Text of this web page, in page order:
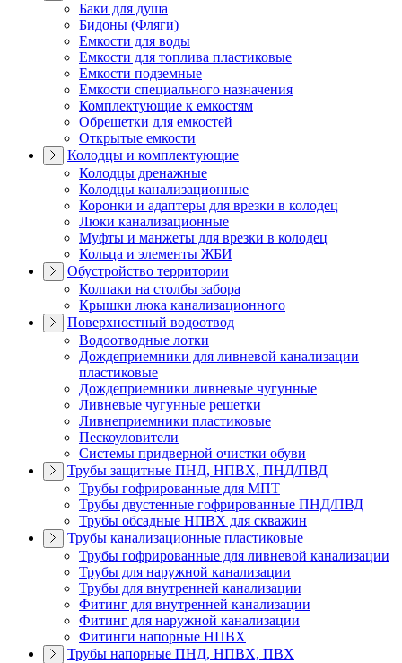
Баки для душа
Бидоны (Фляги)
Емкости для воды
Емкости для топлива пластиковые
Емкости подземные
Емкости специального назначения
Комплектующие к емкостям
Обрешетки для емкостей
Открытые емкости
Колодцы и комплектующие
Колодцы дренажные
Колодцы канализационные
Коронки и адаптеры для врезки в колодец
Люки канализационные
Муфты и манжеты для врезки в колодец
Кольца и элементы ЖБИ
Обустройство территории
Колпаки на столбы забора
Крышки люка канализационного
Поверхностный водоотвод
Водоотводные лотки
Дождеприемники для ливневой канализации
пластиковые
Дождеприемники ливневые чугунные
Ливневые чугунные решетки
Ливнеприемники пластиковые
Пескоуловители
Системы придверной очистки обуви
Трубы защитные ПНД, НПВХ, ПНД/ПВД
Трубы гофрированные для МПТ
Трубы двустенные гофрированные ПНД/ПВД
Трубы обсадные НПВХ для скважин
Трубы канализационные пластиковые
Трубы гофрированные для ливневой канализации
Трубы для наружной канализации
Трубы для внутренней канализации
Фитинг для внутренней канализации
Фитинг для наружной канализации
Фитинги напорные НПВХ
Трубы напорные ПНД, НПВХ, ПВХ